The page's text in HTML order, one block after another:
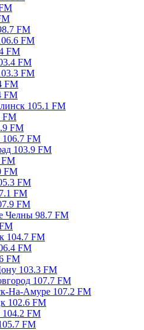
FM
FM
FM
FM
FM
FM
FM
105.1 FM
FM
FM
106.7 FM
103.9 FM
FM
FM
FM
FM
FM
Челны 98.7 FM
104.7 FM
FM
FM
103.3 FM
107.7 FM
На-Амуре 107.2 FM
102.6 FM
104.2 FM
FM